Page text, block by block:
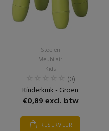
Stoelen
Meubilair
Kids
(0)
Kinderkruk - Groen
€0,89 excl. btw
RESERVEER